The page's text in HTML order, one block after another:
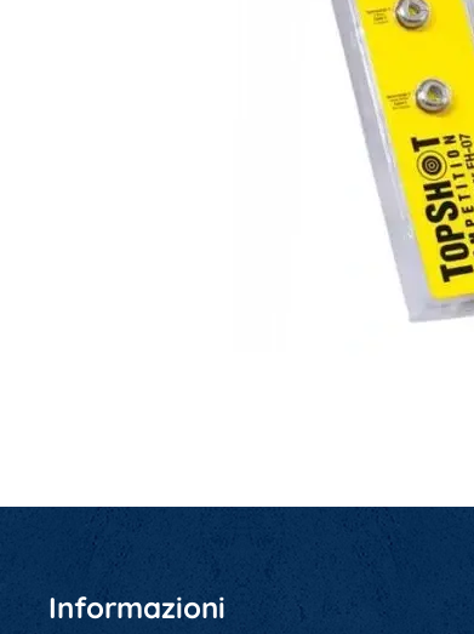
Informazioni